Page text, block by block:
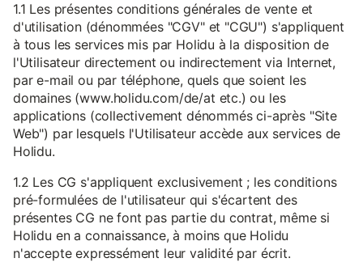
1.1 Les présentes conditions générales de vente et
d'utilisation (dénommées "CGV" et "CGU") s'appliquent
à tous les services mis par Holidu à la disposition de
l'Utilisateur directement ou indirectement via Internet,
par e-mail ou par téléphone, quels que soient les
domaines (www.holidu.com/de/at etc.) ou les
applications (collectivement dénommés ci-après "Site
Web") par lesquels l'Utilisateur accède aux services de
Holidu.
1.2 Les CG s'appliquent exclusivement ; les conditions
pré-formulées de l'utilisateur qui s'écartent des
présentes CG ne font pas partie du contrat, même si
Holidu en a connaissance, à moins que Holidu
n'accepte expressément leur validité par écrit.